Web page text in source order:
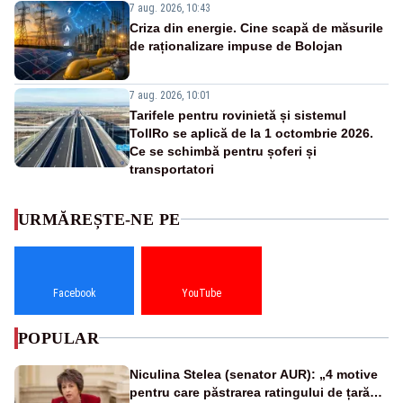
7 aug. 2026, 10:43
Criza din energie. Cine scapă de măsurile
de raționalizare impuse de Bolojan
7 aug. 2026, 10:01
Tarifele pentru rovinietă și sistemul
TollRo se aplică de la 1 octombrie 2026.
Ce se schimbă pentru șoferi și
transportatori
URMĂREȘTE-NE PE
Facebook YouTube
POPULAR
Niculina Stelea (senator AUR): „4 motive
pentru care păstrarea ratingului de țară